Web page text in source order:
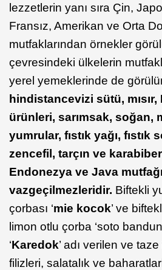
lezzetlerin yanı sıra Çin,
Fransız, Amerikan ve Orta
mutfaklarından örnekler
çevresindeki ülkelerin
yerel yemeklerinde de
hindistancevizi sütü,
ürünleri, sarımsak, soğan,
yumrular, fıstık yağı, fıstık
zencefil, tarçın ve
Endonezya ve Java
vazgeçilmezleridir. Biftekli
çorbası ‘mie kocok’ ve
limon otlu çorba ‘soto
‘Karedok’ adı verilen ve
filizleri, salatalık ve